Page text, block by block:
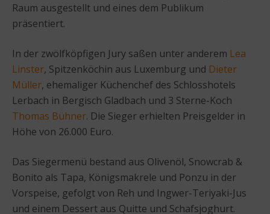
Raum ausgestellt und eines dem Publikum
präsentiert.
In der zwölfköpfigen Jury saßen unter anderem Lea
Linster, Spitzenköchin aus Luxemburg und Dieter
Müller, ehemaliger Küchenchef des Schlosshotels
Lerbach in Bergisch Gladbach und 3 Sterne-Koch
Thomas Bühner. Die Sieger erhielten Preisgelder in
Höhe von 26.000 Euro.
Das Siegermenü bestand aus Olivenöl, Snowcrab &
Bonito als Tapa, Königsmakrele und Ponzu in der
Vorspeise, gefolgt von Reh und Ingwer-Teriyaki-Jus
und einem Dessert aus Quitte und Schafsjoghurt.